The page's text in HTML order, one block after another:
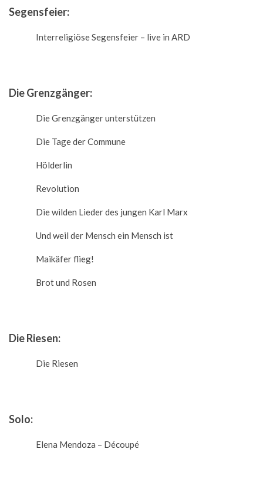
Segensfeier:
Interreligiöse Segensfeier – live in ARD
Die Grenzgänger:
Die Grenzgänger unterstützen
Die Tage der Commune
Hölderlin
Revolution
Die wilden Lieder des jungen Karl Marx
Und weil der Mensch ein Mensch ist
Maikäfer flieg!
Brot und Rosen
Die Riesen:
Die Riesen
Solo:
Elena Mendoza – Découpé